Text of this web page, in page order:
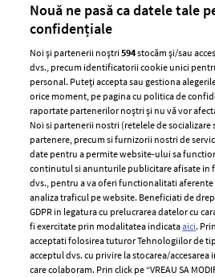
ELLE Style Awards
2024
Despre ELLE
Romania
Contact
Abonamente
Nouă ne pasă ca datele tale
confidențiale
Noi și partenerii noștri594stocăm și/sau
dvs., precum identificatorii cookie unici
personal. Puteți accepta sau gestiona
orice moment, pe pagina cu politica de
raportate partenerilor noștri și nu vă vor
Noi si partenerii nostri (retelele de
partenere, precum si furnizorii nostri de
date pentru a permite website-ului sa
continutul si anunturile publicitare afisate in
dvs., pentru a va oferi functionalitati
analiza traficul pe website. Beneficiati de
GDPR in legatura cu prelucrarea datelor cu
fi exercitate prin modalitatea indicataaici.
acceptati folosirea tuturor Tehnologiilor de
acceptul dvs. cu privire la stocarea/
care colaboram. Prin click pe “VREAU SA